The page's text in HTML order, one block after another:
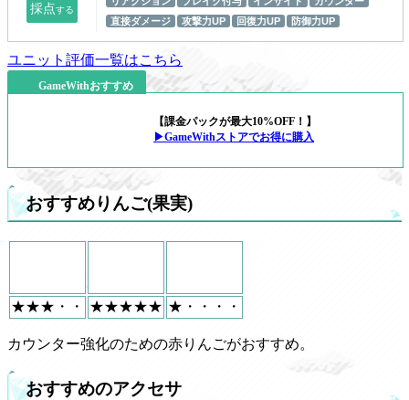
直接ダメージ
攻撃力UP 回復力UP 防御力UP
ユニット評価一覧はこちら
GameWithおすすめ
【課金パックが最大10%OFF！】
▶GameWithストアでお得に購入
おすすめりんご(果実)
★★★・・ ★★★★★ ★・・・・
カウンター強化のための赤りんごがおすすめ。
おすすめのアクセサ